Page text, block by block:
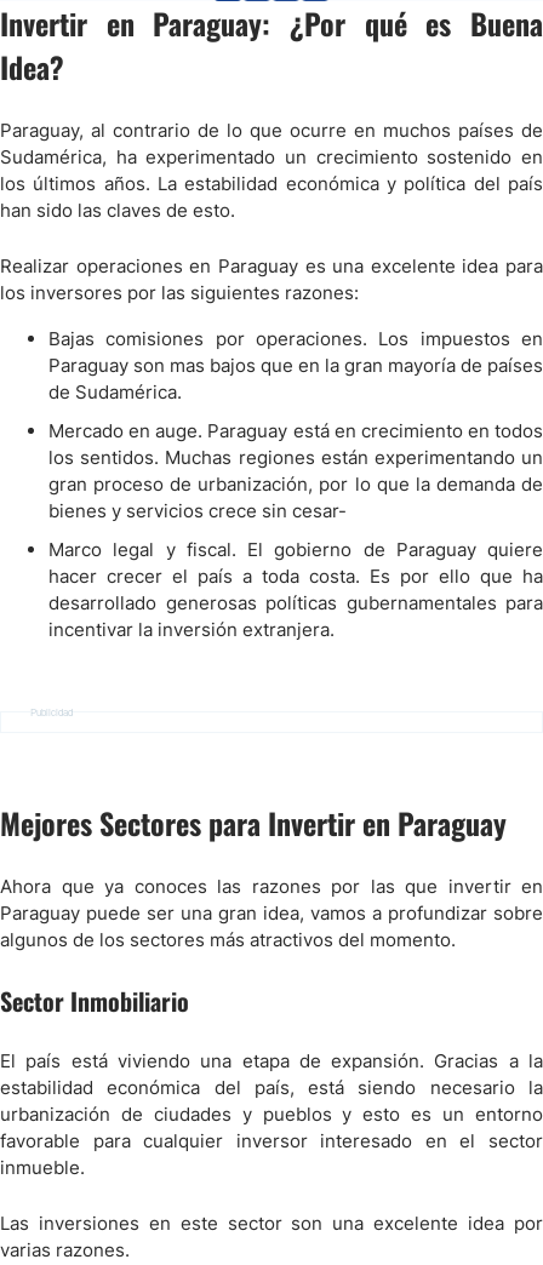
Invertir en Paraguay: ¿Por qué es Buena
Idea?
Paraguay, al contrario de lo que ocurre en muchos países de
Sudamérica, ha experimentado un crecimiento sostenido en
los últimos años. La estabilidad económica y política del país
han sido las claves de esto.
Realizar operaciones en Paraguay es una excelente idea para
los inversores por las siguientes razones:
Bajas comisiones por operaciones. Los impuestos en
Paraguay son mas bajos que en la gran mayoría de países
de Sudamérica.
Mercado en auge. Paraguay está en crecimiento en todos
los sentidos. Muchas regiones están experimentando un
gran proceso de urbanización, por lo que la demanda de
bienes y servicios crece sin cesar-
Marco legal y fiscal. El gobierno de Paraguay quiere
hacer crecer el país a toda costa. Es por ello que ha
desarrollado generosas políticas gubernamentales para
incentivar la inversión extranjera.
Publicidad
Mejores Sectores para Invertir en Paraguay
Ahora que ya conoces las razones por las que invertir en
Paraguay puede ser una gran idea, vamos a profundizar sobre
algunos de los sectores más atractivos del momento.
Sector Inmobiliario
El país está viviendo una etapa de expansión. Gracias a la
estabilidad económica del país, está siendo necesario la
urbanización de ciudades y pueblos y esto es un entorno
favorable para cualquier inversor interesado en el sector
inmueble.
Las inversiones en este sector son una excelente idea por
varias razones.